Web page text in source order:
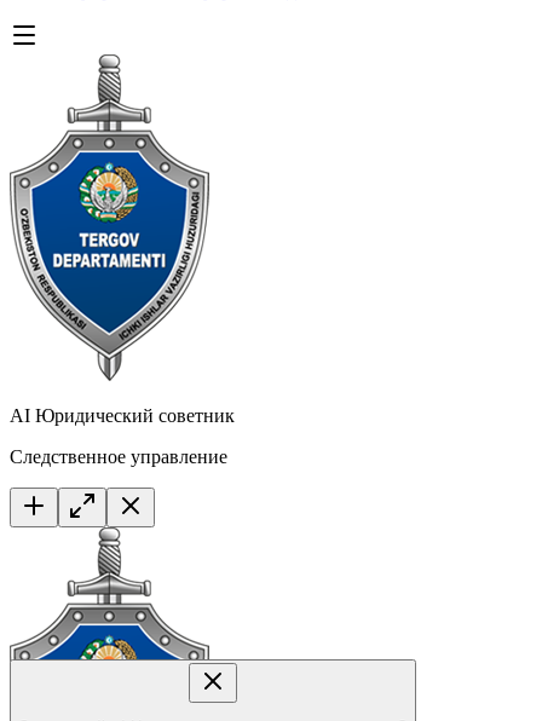
AI Юридический советник
Следственное управление